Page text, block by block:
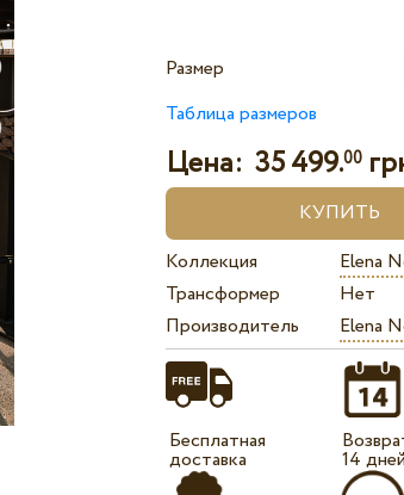
Размер
Таблица размеров
Цена:35 499.00
Коллекция
Elena
Трансформер
Нет
Производитель
Elena
Бесплатная
доставка
14 дней